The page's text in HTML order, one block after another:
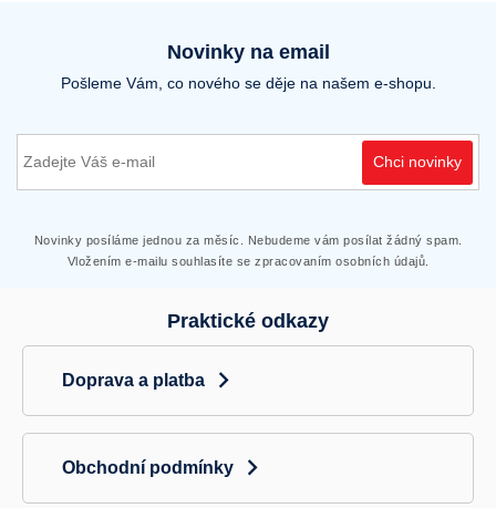
Novinky na email
Pošleme Vám, co nového se děje na našem e-shopu.
Chci novinky
Novinky posíláme jednou za měsíc. Nebudeme vám posílat žádný spam.
Vložením e-mailu souhlasíte se zpracovaním osobních údajů.
Praktické odkazy
Doprava a platba
Obchodní podmínky